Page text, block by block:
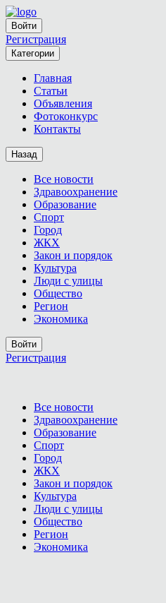
Войти
Регистрация
Категории
Главная
Статьи
Объявления
Фотоконкурс
Контакты
Назад
Все новости
Здравоохранение
Образование
Спорт
Город
ЖКХ
Закон и порядок
Культура
Люди с улицы
Общество
Регион
Экономика
Войти
Регистрация
Все новости
Здравоохранение
Образование
Спорт
Город
ЖКХ
Закон и порядок
Культура
Люди с улицы
Общество
Регион
Экономика